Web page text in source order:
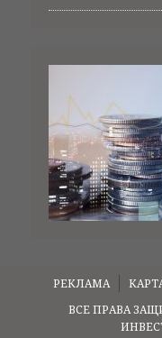
РЕКЛАМА
ВСЕ ПРАВА